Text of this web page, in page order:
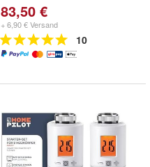
83,50 €
+ 6,90 € Versand
10